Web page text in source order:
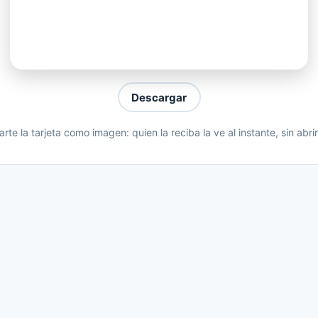
a sufrir (Uh)
el mundo sin ti (Uh)
necesito volar
a sufrir (Bye, bye, tristeza)
Descargar
la tarjeta como imagen: quien la reciba la ve al instante, sin